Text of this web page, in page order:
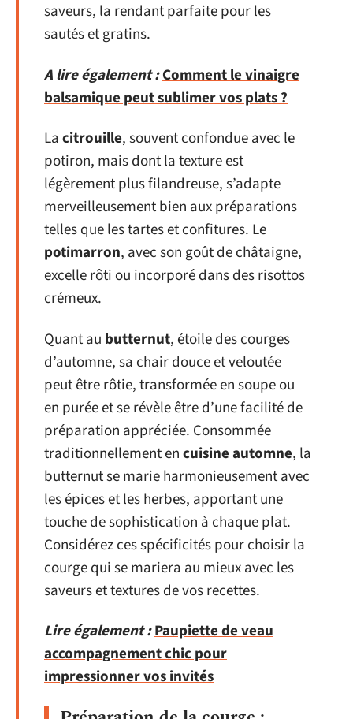
saveurs, la rendant parfaite pour les
sautés et gratins.
A lire également :Comment le vinaigre
balsamique peut sublimer vos plats ?
Lacitrouille, souvent confondue avec le
potiron, mais dont la texture est
légèrement plus filandreuse, s’adapte
merveilleusement bien aux préparations
telles que les tartes et confitures. Le
potimarron, avec son goût de châtaigne,
excelle rôti ou incorporé dans des risottos
crémeux.
Quant au butternut, étoile des courges
d’automne, sa chair douce et veloutée
peut être rôtie, transformée en soupe ou
en purée et se révèle être d’une facilité de
préparation appréciée. Consommée
traditionnellement encuisine automne, la
butternut se marie harmonieusement avec
les épices et les herbes, apportant une
touche de sophistication à chaque plat.
Considérez ces spécificités pour choisir la
courge qui se mariera au mieux avec les
saveurs et textures de vos recettes.
Lire également :Paupiette de veau
accompagnement chic pour
impressionner vos invités